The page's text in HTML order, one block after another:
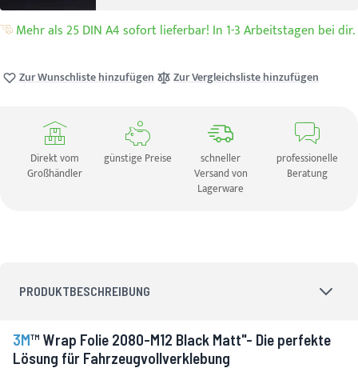
Mehr als 25 DIN A4 sofort lieferbar! In 1-3 Arbeitstagen bei dir.
Zur Wunschliste hinzufügen Zur Vergleichsliste hinzufügen
Direkt vom
Großhändler
günstige Preise
schneller
Versand von
Lagerware
professionelle
Beratung
PRODUKTBESCHREIBUNG
3M™ Wrap Folie 2080-M12 Black Matt"- Die perfekte
Lösung für Fahrzeugvollverklebung